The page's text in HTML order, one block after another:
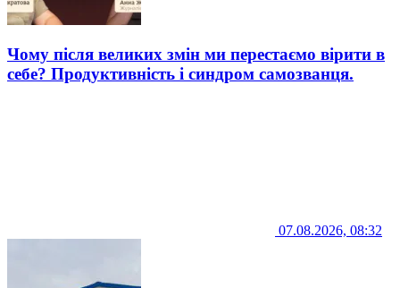
Чому після великих змін ми перестаємо вірити в
себе? Продуктивність і синдром самозванця.
07.08.2026, 08:32